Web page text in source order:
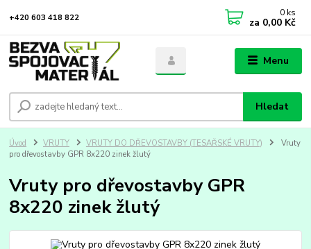
Menu
Hledat
+420 603 418 822 0 ks
za 0,00 Kč
Úvod VRUTY VRUTY DO DŘEVOSTAVBY (TESAŘSKÉ VRUTY)
Vruty
pro dřevostavby GPR 8x220 zinek žlutý
Vruty pro dřevostavby GPR
8x220 zinek žlutý